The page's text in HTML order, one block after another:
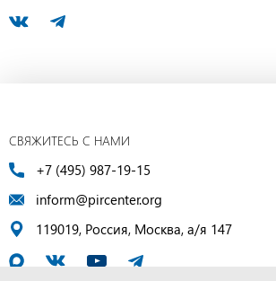
СВЯЖИТЕСЬ С НАМИ
+7 (495) 987-19-15
inform@pircenter.org
119019, Россия, Москва, а/я 147